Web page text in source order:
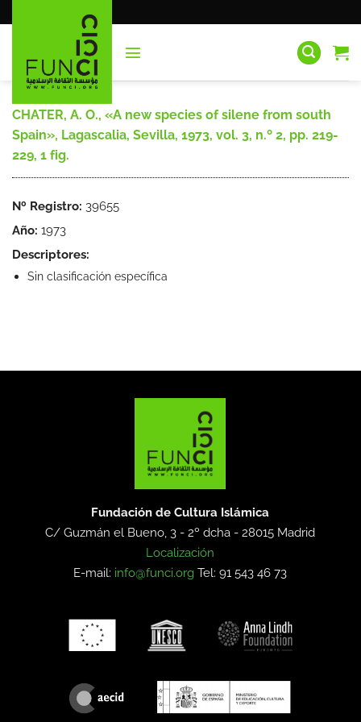
al
CHATER, A. O., «A new species of silene from south
Spain», Lagascalia, Sevilla, 1973, vol. 3, n.º 2, pp. 219-
229, 1 fig.
Nº Registro: 39655
Año: 1973
Descriptores:
Sin clasificación específica
Fundación de Cultura Islámica
C/ Guzmán el Bueno, 3 - 2º dcha -28015 Madrid
Localización
E-mail: info@funci.org Tel: 91 543 46 73